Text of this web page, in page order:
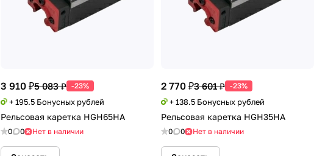
3 910 ₽5 083 ₽ -23%
+ 195.5 Бонусных рублей
Рельсовая каретка HGH65НA
0 0 Нет в наличии
2 770 ₽3 601 ₽ -23%
+ 138.5 Бонусных рублей
Рельсовая каретка HGH35НA
0 0 Нет в наличии